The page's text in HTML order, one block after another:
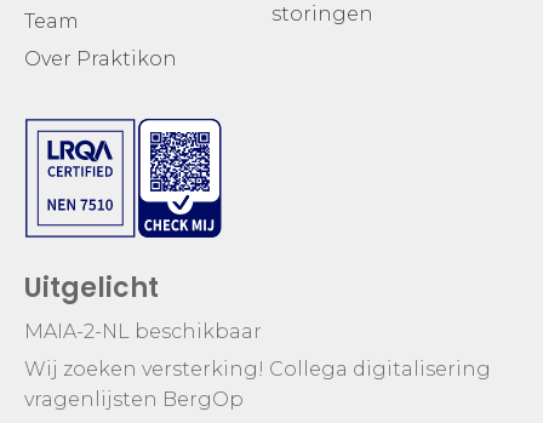
Team
Over Praktikon
storingen
Uitgelicht
MAIA-2-NL beschikbaar
Wij zoeken versterking! Collega digitalisering
vragenlijsten BergOp